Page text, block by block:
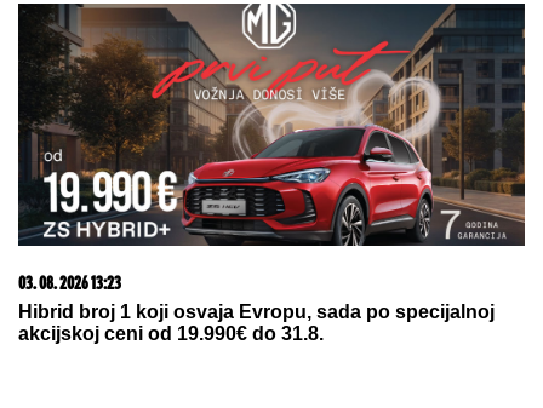
03. 08. 2026 13:23
Hibrid broj 1 koji osvaja Evropu, sada po specijalnoj
akcijskoj ceni od 19.990€ do 31.8.